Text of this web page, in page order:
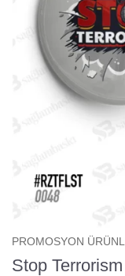
PROMOSYON
Stop